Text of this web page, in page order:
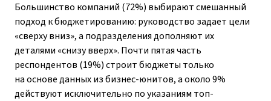
Большинство компаний (72%) выбирают смешанный
подход к бюджетированию: руководство задает цели
«сверху вниз», а подразделения дополняют их
деталями «снизу вверх». Почти пятая часть
респондентов (19%) строит бюджеты только
на основе данных из бизнес-юнитов, а около 9%
действуют исключительно по указаниям топ-